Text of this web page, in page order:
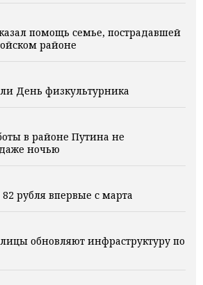
помощь семье, пострадавшей
районе
День физкультурника
в районе Путина не
ночью
рубля впервые с марта
обновляют инфраструктуру по